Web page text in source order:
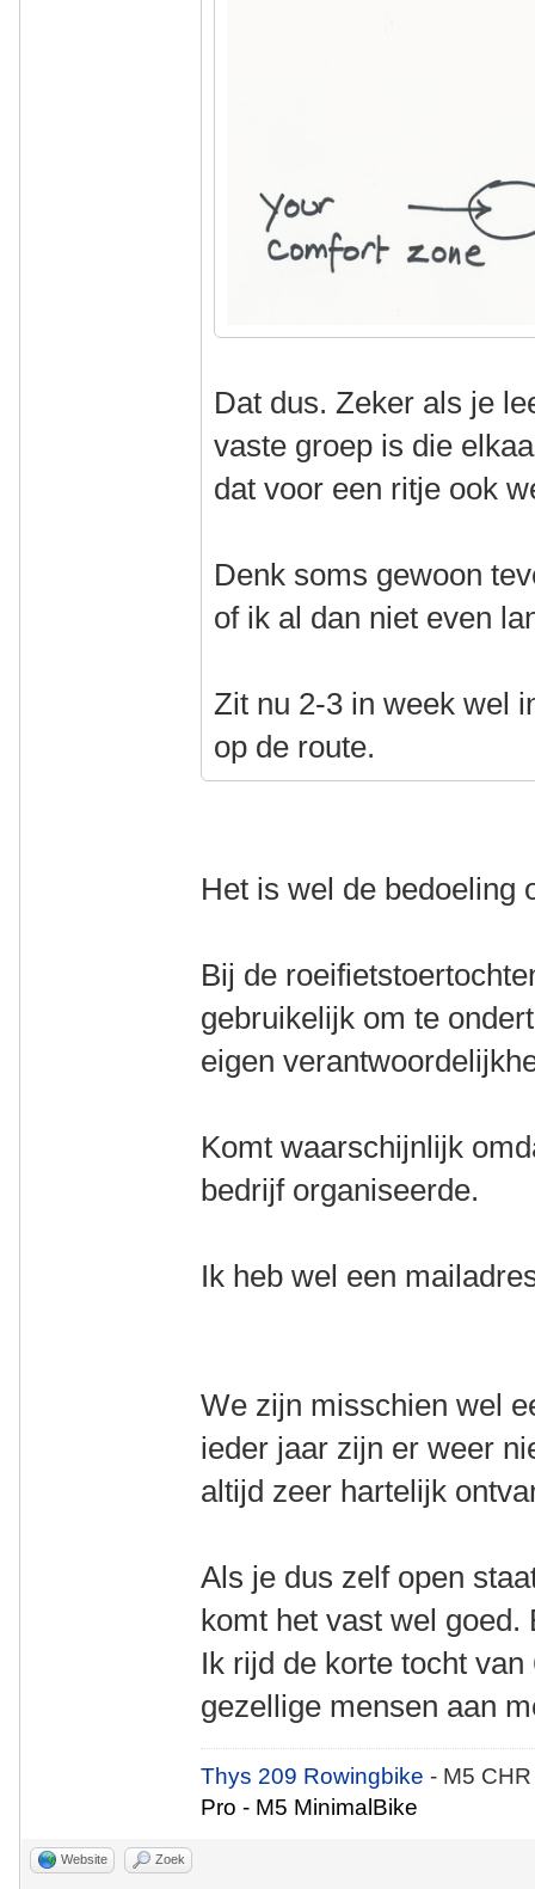
Dat dus. Zeker als je
vaste groep is die
dat voor een ritje ook
Denk soms gewoon
of ik al dan niet even
Zit nu 2-3 in week wel
op de route.
Het is wel de bedoeling
Bij de
gebruikelijk om te
eigen
Komt waarschijnlijk
bedrijf organiseerde.
Ik heb wel een
We zijn misschien wel
ieder jaar zijn er weer
altijd zeer hartelijk
Als je dus zelf open
komt het vast wel
Ik rijd de korte tocht
gezellige mensen aan
Thys 209 Rowingbike- M5
Pro - M5 MinimalBike
Website Zoek